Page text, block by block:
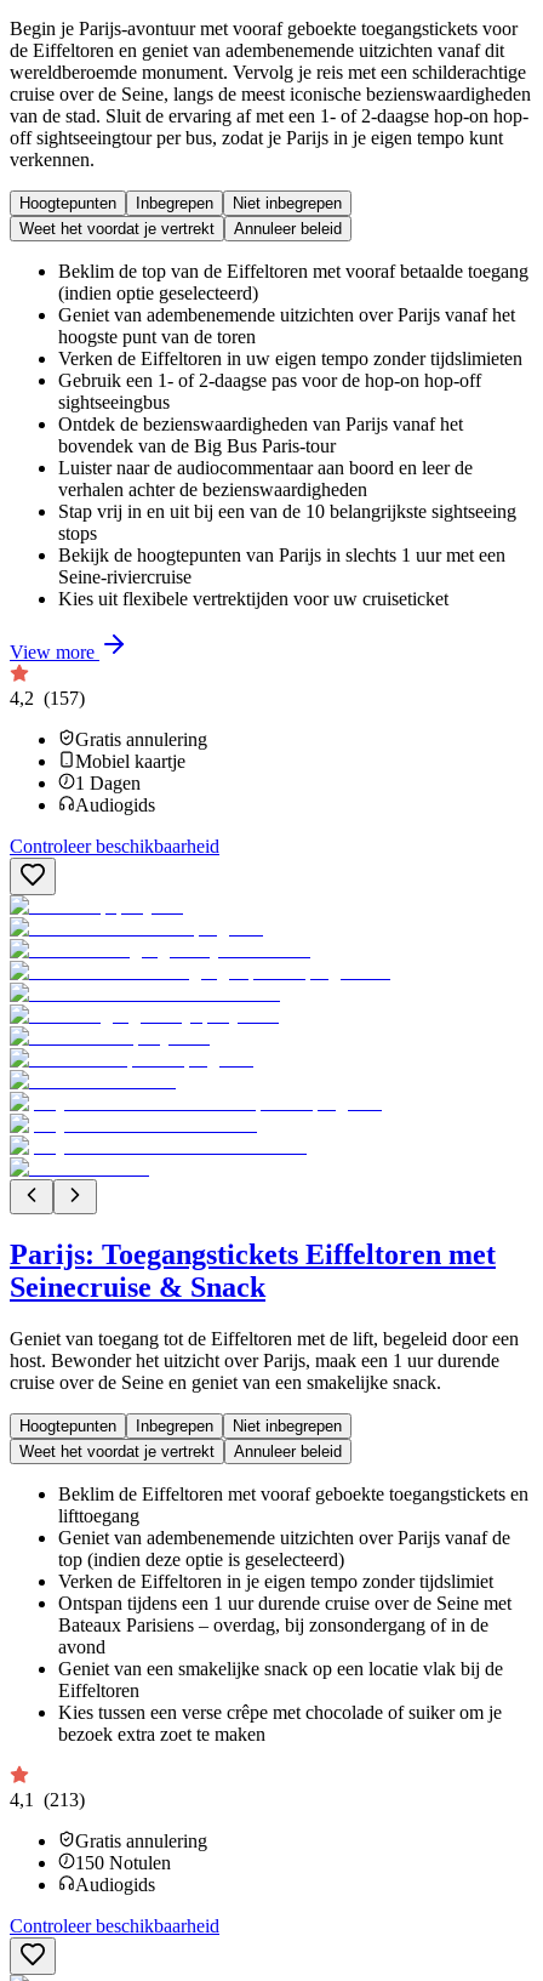
Begin je Parijs-avontuur met vooraf geboekte toegangstickets voor
de Eiffeltoren en geniet van adembenemende uitzichten vanaf dit
wereldberoemde monument. Vervolg je reis met een schilderachtige
cruise over de Seine, langs de meest iconische bezienswaardigheden
van de stad. Sluit de ervaring af met een 1- of 2-daagse hop-on hop-
off sightseeingtour per bus, zodat je Parijs in je eigen tempo kunt
verkennen.
Hoogtepunten Inbegrepen
Niet inbegrepen
Weet het voordat je vertrekt
Annuleer beleid
Beklim de top van de Eiffeltoren met vooraf betaalde toegang
(indien optie geselecteerd)
Geniet van adembenemende uitzichten over Parijs vanaf het
hoogste punt van de toren
Verken de Eiffeltoren in uw eigen tempo zonder tijdslimieten
Gebruik een 1- of 2-daagse pas voor de hop-on hop-off
sightseeingbus
Ontdek de bezienswaardigheden van Parijs vanaf het
bovendek van de Big Bus Paris-tour
Luister naar de audiocommentaar aan boord en leer de
verhalen achter de bezienswaardigheden
Stap vrij in en uit bij een van de 10 belangrijkste sightseeing
stops
Bekijk de hoogtepunten van Parijs in slechts 1 uur met een
Seine-riviercruise
Kies uit flexibele vertrektijden voor uw cruiseticket
View more
4,2 (157)
Gratis annulering
Mobiel kaartje
1 Dagen
Audiogids
Controleer beschikbaarheid
Parijs: Toegangstickets Eiffeltoren met
Seinecruise & Snack
Geniet van toegang tot de Eiffeltoren met de lift, begeleid door een
host. Bewonder het uitzicht over Parijs, maak een 1 uur durende
cruise over de Seine en geniet van een smakelijke snack.
Hoogtepunten Inbegrepen
Niet inbegrepen
Weet het voordat je vertrekt
Annuleer beleid
Beklim de Eiffeltoren met vooraf geboekte toegangstickets en
lifttoegang
Geniet van adembenemende uitzichten over Parijs vanaf de
top (indien deze optie is geselecteerd)
Verken de Eiffeltoren in je eigen tempo zonder tijdslimiet
Ontspan tijdens een 1 uur durende cruise over de Seine met
Bateaux Parisiens – overdag, bij zonsondergang of in de
avond
Geniet van een smakelijke snack op een locatie vlak bij de
Eiffeltoren
Kies tussen een verse crêpe met chocolade of suiker om je
bezoek extra zoet te maken
4,1
(213)
Gratis annulering
150 Notulen
Audiogids
Controleer beschikbaarheid